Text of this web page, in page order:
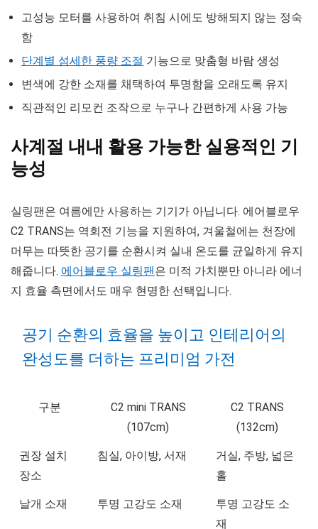
고성능 모터를 사용하여 취침 시에도 방해되지 않는 정숙
함
단계별 섬세한 풍량 조절 기능으로 맞춤형 바람 생성
변색에 강한 소재를 채택하여 투명함을 오래도록 유지
직관적인 리모컨 조작으로 누구나 간편하게 사용 가능
사계절 내내 활용 가능한 실용적인 기
능성
실링팬은 여름에만 사용하는 기기가 아닙니다. 에어블로우
C2 TRANS는 역회전 기능을 지원하여, 겨울철에는 천장에
머무는 따뜻한 공기를 순환시켜 실내 온도를 균일하게 유지
해줍니다. 에어블로우 실링팬은 미적 가치뿐만 아니라 에너
지 효율 측면에서도 매우 현명한 선택입니다.
공기 순환의 효율을 높이고 인테리어의
완성도를 더하는 프리미엄 가전
구분
C2 mini TRANS
(107cm)
C2 TRANS
(132cm)
권장 설치
장소
침실, 아이방, 서재
거실, 주방, 넓은
홀
날개 소재 투명 고강도 소재
투명 고강도 소
재